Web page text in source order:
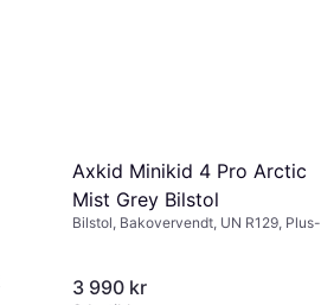
Axkid Minikid 4 Pro Arctic
Mist Grey Bilstol
Bilstol, Bakovervendt, UN R129, Plus-
Justerbar nakkestøtte
3 990 kr